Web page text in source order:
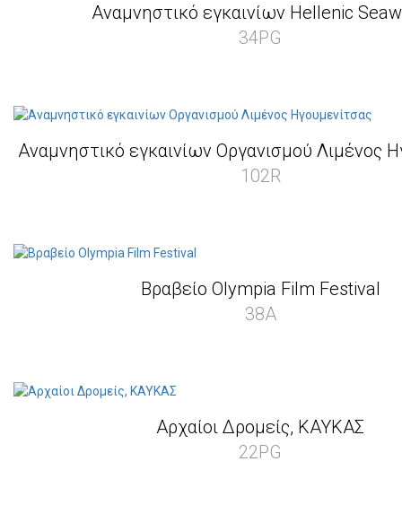
Αναμνηστικό εγκαινίων Hellenic
34PG
Αναμνηστικό εγκαινίων Οργανισμού Λιμένος
102R
Βραβείο Olympia Film Festival
38A
Αρχαίοι Δρομείς, ΚΑΥΚΑΣ
22PG